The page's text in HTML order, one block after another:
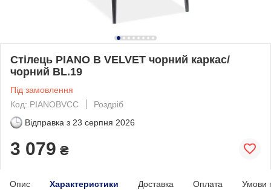
Стілець PIANO B VELVET чорний каркас/
чорний BL.19
Під замовлення
Код: PIANOBVCC
Роздріб
Відправка з 23 серпня 2026
3 079 ₴
Опис Характеристики Доставка Оплата Умови